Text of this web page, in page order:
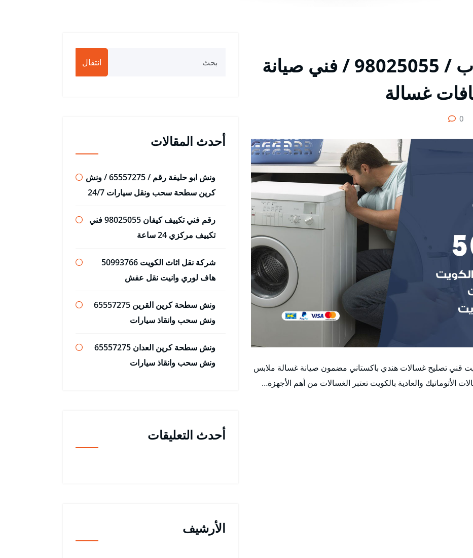
تصليح غسالات الرحاب / 98025055 / فني صيانة
غسالة
0
قني تصليح غسالات هندي باكستاني مضمون صيانة غسالة ملابس
والعادية بالكويت تعتبر الغسالات من أهم الأجهزة…
انتقال
أحدث المقالات
ونش ابو حليفة رقم / 65557275 / ونش
كرين سطحة سحب ونقل سيارات 24/7
رقم فني تكييف كيفان 98025055 فني
تكييف مركزي 24 ساعة
شركة نقل اثاث الكويت 50993766
هاف لوري وانيت نقل عفش
ونش سطحة كرين القرين 65557275
ونش سحب وانقاذ سيارات
ونش سطحة كرين العدان 65557275
ونش سحب وانقاذ سيارات
أحدث التعليقات
الأرشيف